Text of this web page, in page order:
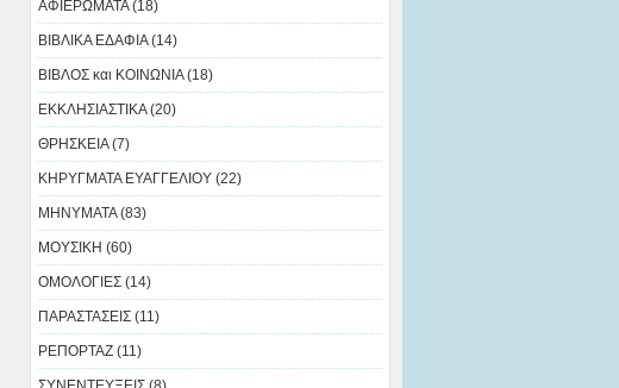
ΑΦΙΕΡΩΜΑΤΑ (18)
ΒΙΒΛΙΚΑ ΕΔΑΦΙΑ (14)
ΒΙΒΛΟΣ και ΚΟΙΝΩΝΙΑ (18)
ΕΚΚΛΗΣΙΑΣΤΙΚΑ (20)
ΘΡΗΣΚΕΙΑ (7)
ΚΗΡΥΓΜΑΤΑ ΕΥΑΓΓΕΛΙΟΥ (22)
ΜΗΝΥΜΑΤΑ (83)
ΜΟΥΣΙΚΗ (60)
ΟΜΟΛΟΓΙΕΣ (14)
ΠΑΡΑΣΤΑΣΕΙΣ (11)
ΡΕΠΟΡΤΑΖ (11)